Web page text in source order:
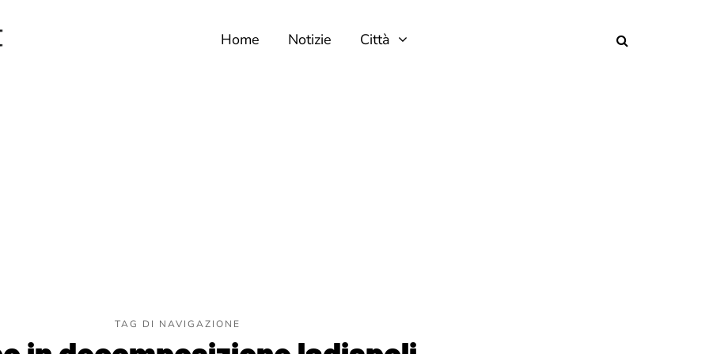
Home Notizie Città
TAG DI NAVIGAZIONE